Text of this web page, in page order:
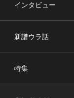
インタビュー
新譜ウラ話
特集